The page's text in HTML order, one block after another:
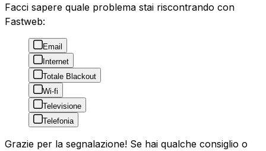
Facci sapere quale problema stai riscontrando con
Fastweb:
Email
Internet
Totale Blackout
Wi-fi
Televisione
Telefonia
Grazie per la segnalazione! Se hai qualche consiglio o